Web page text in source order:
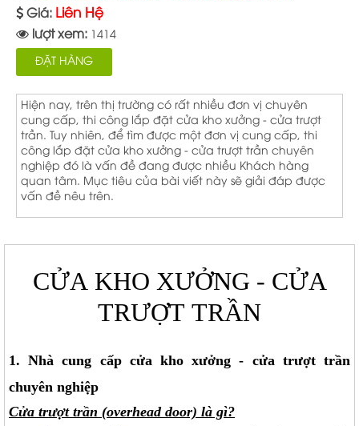
Giá: Liên Hệ
lượt xem: 1414
ĐẶT HÀNG
Hiện nay, trên thị trường có rất nhiều đơn vị chuyên
cung cấp, thi công lắp đặt cửa kho xưởng - cửa trượt
trần. Tuy nhiên, để tìm được một đơn vị cung cấp, thi
công lắp đặt cửa kho xưởng - cửa trượt trần chuyên
nghiệp đó là vấn đề đang được nhiều Khách hàng
quan tâm. Mục tiêu của bài viết này sẽ giải đáp được
vấn đề nêu trên.
CỬA KHO XƯỞNG - CỬA
TRƯỢT TRẦN
1. Nhà cung cấp cửa kho xưởng - cửa trượt trần
chuyên nghiệp
Cửa trượt trần (overhead door) là gì?